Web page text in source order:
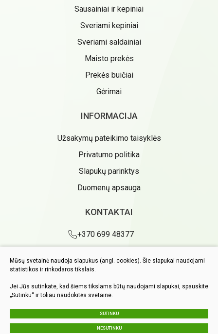
Sausainiai ir kepiniai
Sveriami kepiniai
Sveriami saldainiai
Maisto prekės
Prekės buičiai
Gėrimai
INFORMACIJA
Užsakymų pateikimo taisyklės
Privatumo politika
Slapukų parinktys
Duomenų apsauga
KONTAKTAI
+370 699 48377
I-V 6.00-14.00
Mūsų svetainė naudoja slapukus (angl. cookies). Šie slapukai naudojami
statistikos ir rinkodaros tikslais.
Jei Jūs sutinkate, kad šiems tikslams būtų naudojami slapukai, spauskite
„Sutinku“ ir toliau naudokitės svetaine.
SUTINKU
NESUTINKU